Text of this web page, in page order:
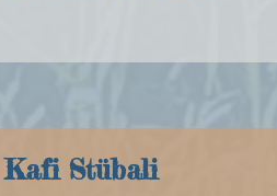
Kafi Stübali